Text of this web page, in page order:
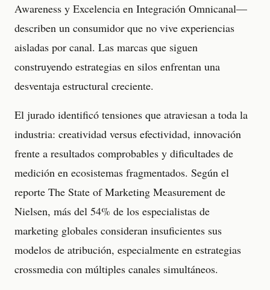
Awareness y Excelencia en Integración Omnicanal—
describen un consumidor que no vive experiencias
aisladas por canal. Las marcas que siguen
construyendo estrategias en silos enfrentan una
desventaja estructural creciente.
El jurado identificó tensiones que atraviesan a toda la
industria: creatividad versus efectividad, innovación
frente a resultados comprobables y dificultades de
medición en ecosistemas fragmentados. Según el
reporte The State of Marketing Measurement de
Nielsen, más del 54% de los especialistas de
marketing globales consideran insuficientes sus
modelos de atribución, especialmente en estrategias
crossmedia con múltiples canales simultáneos.